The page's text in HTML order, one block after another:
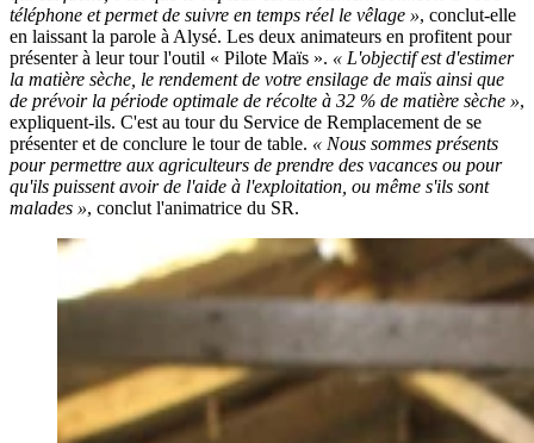
téléphone et permet de suivre en temps réel le vêlage », conclut-elle
en laissant la parole à Alysé. Les deux animateurs en profitent pour
présenter à leur tour l'outil « Pilote Maïs ». « L'objectif est d'estimer
la matière sèche, le rendement de votre ensilage de maïs ainsi que
de prévoir la période optimale de récolte à 32 % de matière sèche »,
expliquent-ils. C'est au tour du Service de Remplacement de se
présenter et de conclure le tour de table. « Nous sommes présents
pour permettre aux agriculteurs de prendre des vacances ou pour
qu'ils puissent avoir de l'aide à l'exploitation, ou même s'ils sont
malades », conclut l'animatrice du SR.